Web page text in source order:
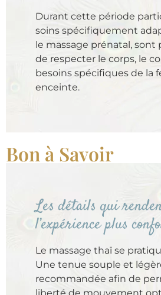
Durant cette période
soins spécifiquement
le massage prénatal, sont
de respecter le corps, le
besoins spécifiques de la
enceinte.
Bon à Savoir
Les détails qui
l’expérience plus
Le massage thaï se
Une tenue souple et
recommandée afin de